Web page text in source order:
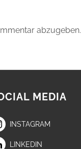
abzugeben.
MEDIA
INSTAGRAM
LINKEDIN